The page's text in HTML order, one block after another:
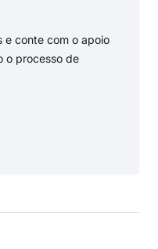
e conte com o apoio
o processo de